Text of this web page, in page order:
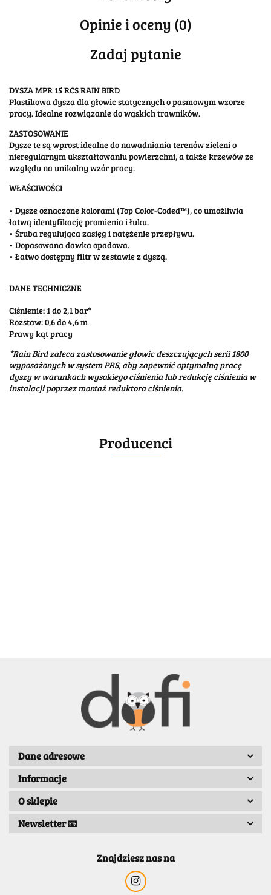
Opinie i oceny (0)
Zadaj pytanie
DYSZA MPR 15 RCS RAIN BIRD
Plastikowa dysza dla głowic statycznych o pasmowym wzorze
pracy. Idealne rozwiązanie do wąskich trawników.
ZASTOSOWANIE
Dysze te są wprost idealne do nawadniania terenów zieleni o
nieregularnym ukształtowaniu powierzchni, a także krzewów ze
względu na unikalny wzór pracy.
WŁAŚCIWOŚCI
• Dysze oznaczone kolorami (Top Color-Coded™), co umożliwia
łatwą identyfikację promienia i łuku.
• Śruba regulująca zasięg i natężenie przepływu.
• Dopasowana dawka opadowa.
• Łatwo dostępny filtr w zestawie z dyszą.
DANE TECHNICZNE
Ciśnienie: 1 do 2,1 bar*
Rozstaw: 0,6 do 4,6 m
Prawy kąt pracy
*Rain Bird zaleca zastosowanie głowic deszczujących serii 1800
wyposażonych w system PRS, aby zapewnić optymalną pracę
dyszy w warunkach wysokiego ciśnienia lub redukcję ciśnienia w
instalacji poprzez montaż reduktora ciśnienia.
Producenci
BENASSI/GALGI
Dane adresowe
Informacje
O sklepie
Newsletter 📧
Znajdziesz nas na